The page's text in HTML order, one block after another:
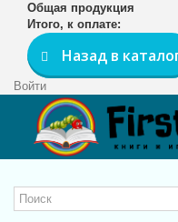
Общая продукция
Итого, к оплате:
Назад в
Войти